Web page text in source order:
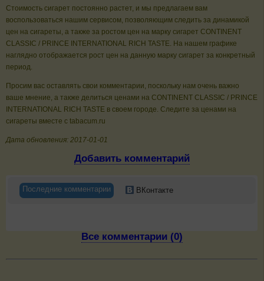
Стоимость сигарет постоянно растет, и мы предлагаем вам
воспользоваться нашим сервисом, позволяющим следить за динамикой
цен на сигареты, а также за ростом цен на марку сигарет CONTINENT
CLASSIC / PRINCE INTERNATIONAL RICH TASTE. На нашем графике
наглядно отображается рост цен на данную марку сигарет за конкретный
период.
Просим вас оставлять свои комментарии, поскольку нам очень важно
ваше мнение, а также делиться ценами на CONTINENT CLASSIC / PRINCE
INTERNATIONAL RICH TASTE в своем городе. Следите за ценами на
сигареты вместе с tabacum.ru
Дата обновления: 2017-01-01
Добавить комментарий
Последние комментарии ВКонтакте
Все комментарии (0)